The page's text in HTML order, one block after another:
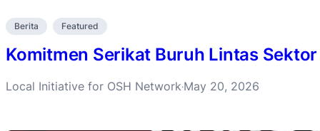
Berita Featured
Komitmen Serikat Buruh Lintas
Local Initiative for OSH Network·May 20, 2026